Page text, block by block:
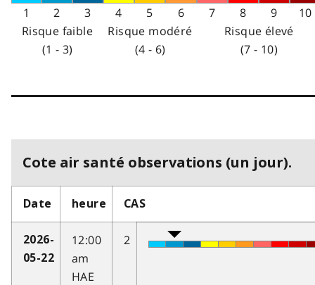
1 2 3 4 5 6 7 8 9
10
Risque faible
(1 - 3)
Risque modéré
(4 - 6)
Risque élevé
(7 - 10)
Cote air santé observations (un jour).
Date heure CAS
2026-
05-22
12:00
am
HAE
2